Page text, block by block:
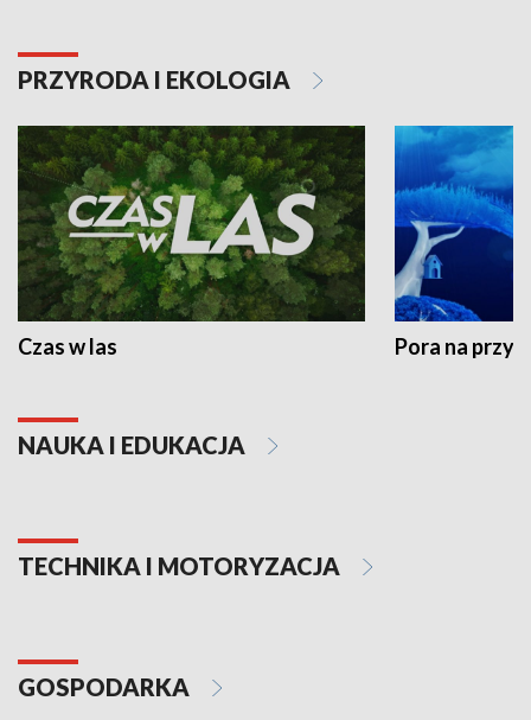
PRZYRODA I EKOLOGIA
Czas w las Pora na
NAUKA I EDUKACJA
TECHNIKA I MOTORYZACJA
GOSPODARKA